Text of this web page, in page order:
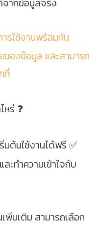
รใช้งานพร้อมกัน
องข้อมูล และสามารถ
ที่
ร่ ❓
มต้นใช้งานได้ฟรี ✅
ะทำความเข้าใจกับ
พิ่มเติม สามารถเลือก